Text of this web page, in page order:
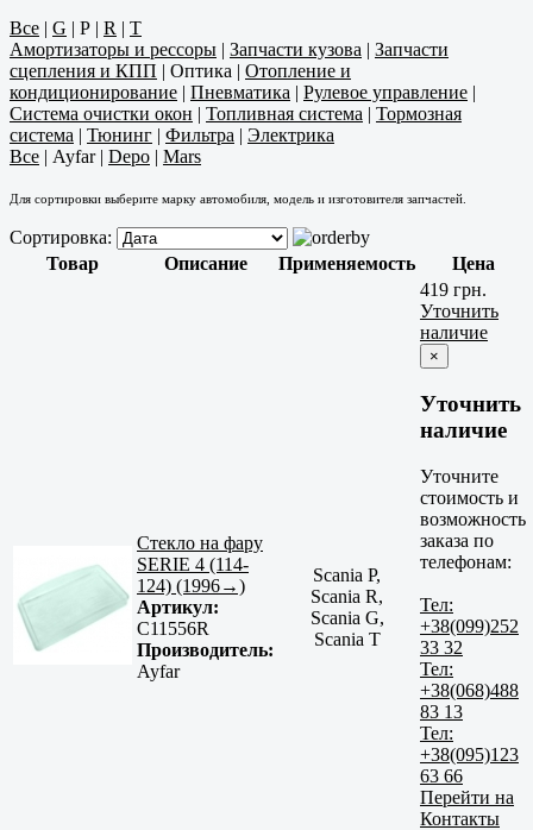
Все | G | P | R | T
Амортизаторы и рессоры | Запчасти кузова | Запчасти
сцепления и КПП | Оптика | Отопление и
кондиционирование | Пневматика | Рулевое управление |
Система очистки окон | Топливная система | Тормозная
система | Тюнинг | Фильтра | Электрика
Все | Ayfar| Depo | Mars
Для сортировки выберите марку автомобиля, модель и изготовителя запчастей.
Сортировка:
Товар
Описание Применяемость Цена
Стекло на фару
SERIE 4 (114-
124) (1996→)
Артикул:
C11556R
Производитель:
Ayfar
Scania P,
Scania R,
Scania G,
Scania T
419 грн.
Уточнить
наличие
×
Уточнить
наличие
Уточните
стоимость и
возможность
заказа по
телефонам:
Тел:
+38(099)252
33 32
Тел:
+38(068)488
83 13
Тел:
+38(095)123
63 66
Перейти на
Контакты